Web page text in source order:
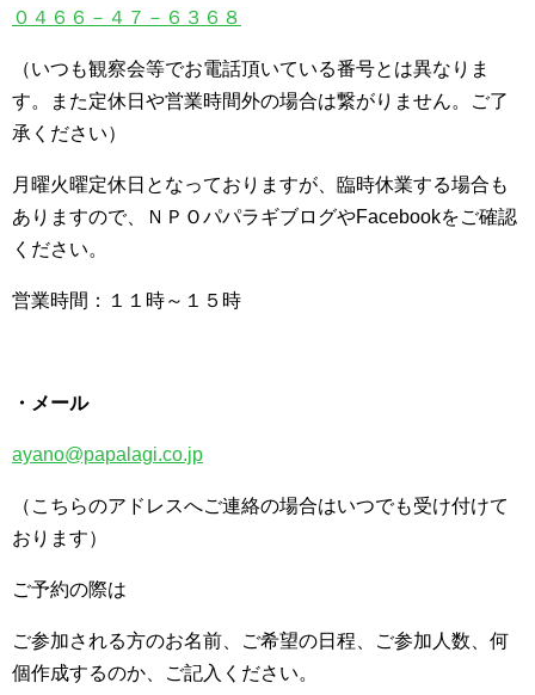
０４６６－４７－６３６８
（いつも観察会等でお電話頂いている番号とは異なりま
す。また定休日や営業時間外の場合は繋がりません。ご了
承ください）
月曜火曜定休日となっておりますが、臨時休業する場合も
ありますので、ＮＰＯパパラギブログやFacebookをご確認
ください。
営業時間：１１時～１５時
・メール
ayano@papalagi.co.jp
（こちらのアドレスへご連絡の場合はいつでも受け付けて
おります）
ご予約の際は
ご参加される方のお名前、ご希望の日程、ご参加人数、何
個作成するのか、ご記入ください。